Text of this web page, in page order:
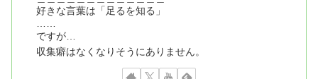
好きな言葉は「足るを知る」
ですが…
収集癖はなくなりそうにありません。